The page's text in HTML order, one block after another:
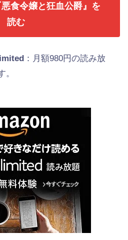
食令嬢と狂血公爵』を
読む
：月額980円の読み放
。